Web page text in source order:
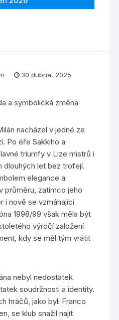
30 dubna, 2025
a symbolická změna
nacházel v jedné ze
Po éře Sakkiho a
triumfy v Lize mistrů i
dlouhých let bez trofejí.
elegance a
průměru, zatímco jeho
i nově se vzmáhající
1998/99 však měla být
výročí založení
kdy se měl tým vrátit
nebyl nedostatek
soudržnosti a identity.
hráčů, jako byli Franco
se klub snažil najít